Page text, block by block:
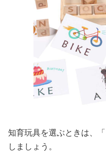
知育玩具を選ぶときは、「
しましょう。